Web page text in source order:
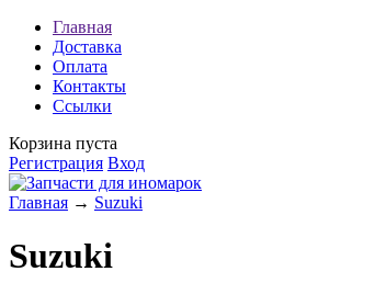
Главная
Доставка
Оплата
Контакты
Ссылки
Корзина пуста
Регистрация Вход
Главная → Suzuki
Suzuki